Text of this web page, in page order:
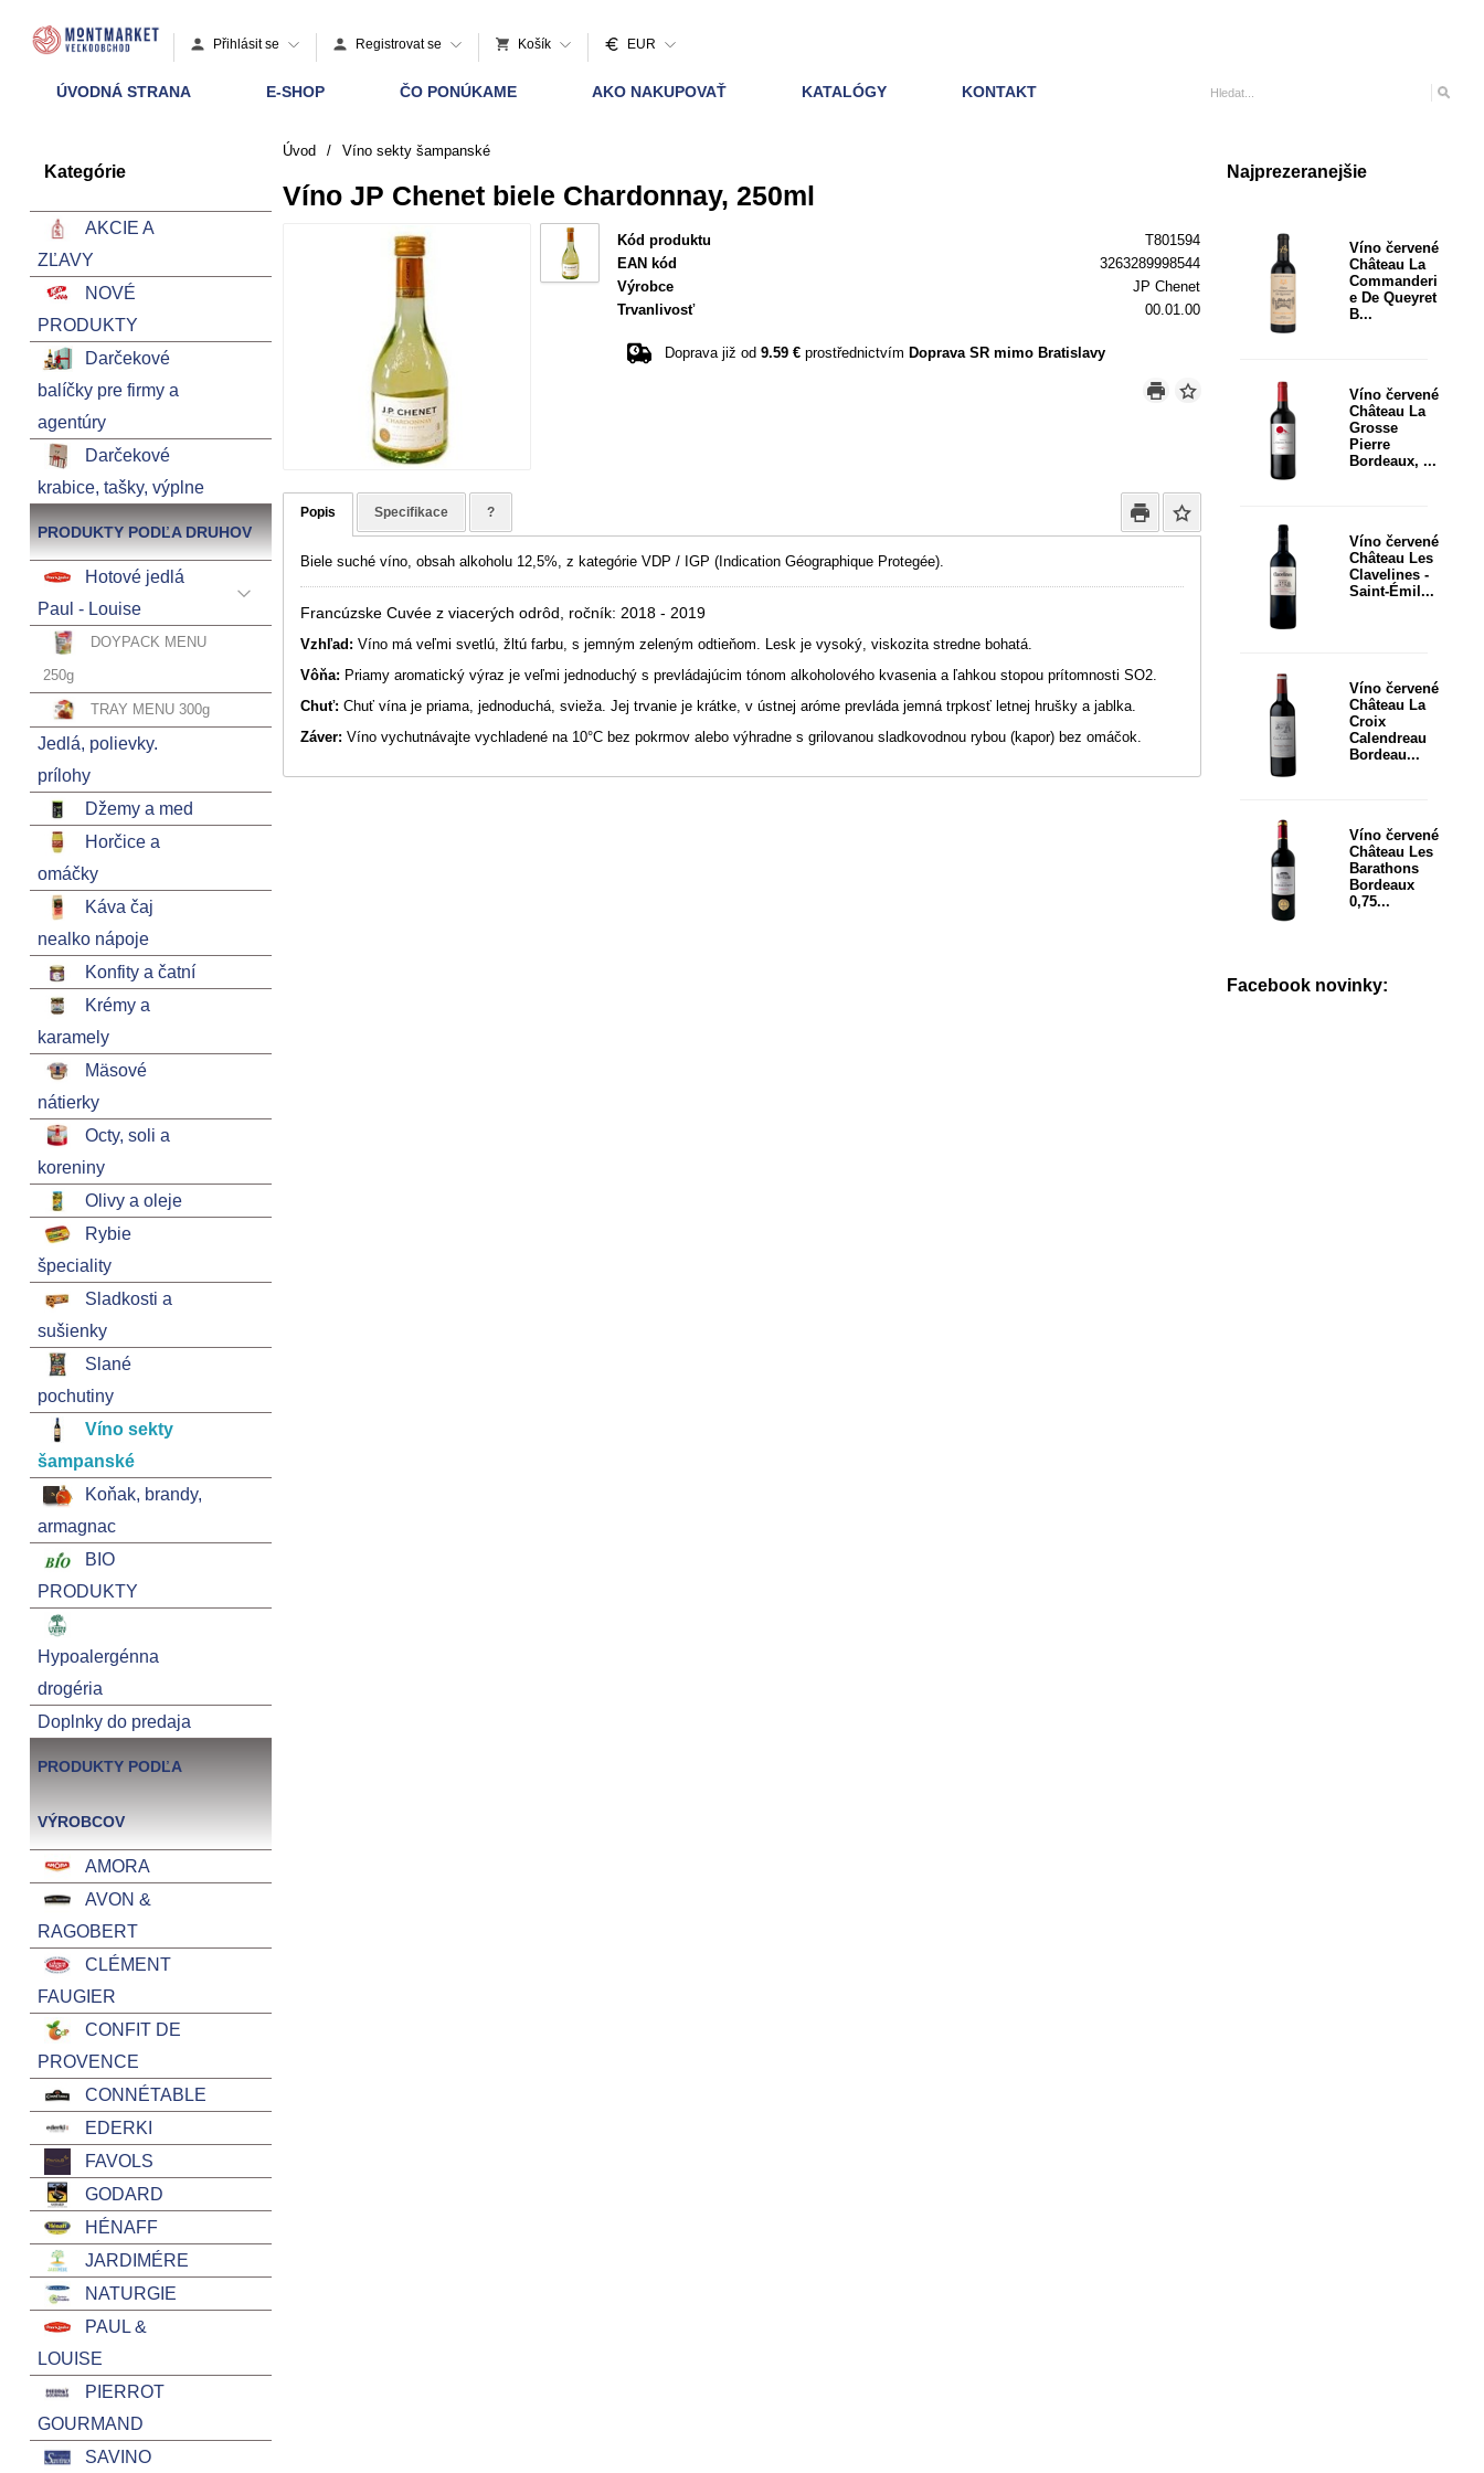
Přihlásit se Registrovat se Košík EUR
ÚVODNÁ STRANA E-SHOP ČO PONÚKAME AKO NAKUPOVAŤ KATALÓGY KONTAKT
Kategórie
AKCIE A
ZĽAVY
NOVÉ
PRODUKTY
Darčekové
balíčky pre firmy a
agentúry
Darčekové
krabice, tašky, výplne
PRODUKTY PODĽA DRUHOV
Hotové jedlá
Paul - Louise
DOYPACK MENU
250g
TRAY MENU 300g
Jedlá, polievky.
prílohy
Džemy a med
Horčice a
omáčky
Káva čaj
nealko nápoje
Konfity a čatní
Krémy a
karamely
Mäsové
nátierky
Octy, soli a
koreniny
Olivy a oleje
Rybie
špeciality
Sladkosti a
sušienky
Slané
pochutiny
Víno sekty
šampanské
Koňak, brandy,
armagnac
BIO
PRODUKTY
Hypoalergénna
drogéria
Doplnky do predaja
PRODUKTY PODĽA
VÝROBCOV
AMORA
AVON &
RAGOBERT
CLÉMENT
FAUGIER
CONFIT DE
PROVENCE
CONNÉTABLE
EDERKI
FAVOLS
GODARD
HÉNAFF
JARDIMÉRE
NATURGIE
PAUL &
LOUISE
PIERROT
GOURMAND
SAVINO
Najprezeranejšie
Víno červené
Château La
Commanderi
e De Queyret
B...
Víno červené
Château La
Grosse
Pierre
Bordeaux, ...
Víno červené
Château Les
Clavelines -
Saint-Émil...
Víno červené
Château La
Croix
Calendreau
Bordeau...
Víno červené
Château Les
Barathons
Bordeaux
0,75...
Facebook novinky:
Úvod / Víno sekty šampanské
Víno JP Chenet biele Chardonnay, 250ml
Kód produktu
T801594
EAN kód
3263289998544
Výrobce
JP Chenet
Trvanlivosť
00.01.00
Doprava již od 9.59 €prostřednictvím Doprava SR mimo Bratislavy
Popis Specifikace ?
Biele suché víno, obsah alkoholu 12,5%, z kategórie VDP / IGP (Indication Géographique Protegée).
Francúzske Cuvée z viacerých odrôd, ročník: 2018 - 2019
Vzhľad: Víno má veľmi svetlú, žltú farbu, s jemným zeleným odtieňom. Lesk je vysoký, viskozita stredne bohatá.
Vôňa: Priamy aromatický výraz je veľmi jednoduchý s prevládajúcim tónom alkoholového kvasenia a ľahkou stopou prítomnosti SO2.
Chuť: Chuť vína je priama, jednoduchá, svieža. Jej trvanie je krátke, v ústnej aróme prevláda jemná trpkosť letnej hrušky a jablka.
Záver: Víno vychutnávajte vychladené na 10°C bez pokrmov alebo výhradne s grilovanou sladkovodnou rybou (kapor) bez omáčok.